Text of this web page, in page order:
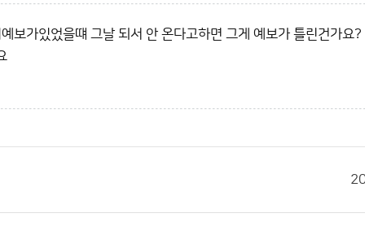
보가있었을떄 그날 되서 안 온다고하면 그게 예보가 틀린건가요?